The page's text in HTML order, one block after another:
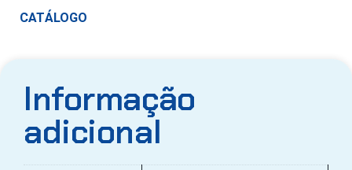
CATÁLOGO
Informação
adicional